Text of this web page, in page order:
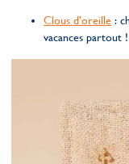
Clous d’oreille :
vacances partout